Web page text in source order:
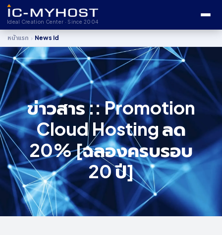
Ideal Creation Center · Since 2004
หน้าแรก › News Id
ข่าวสาร :: Promotion
Cloud Hosting ลด
20% [ฉลองครบรอบ
20 ปี]